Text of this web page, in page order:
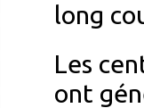
long
Les
ont